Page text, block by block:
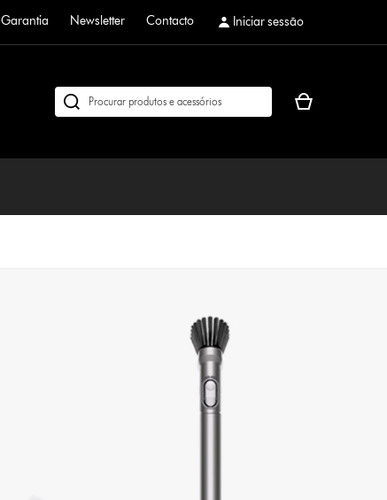
Garantia Newsletter Contacto Iniciar sessão
Pesquisar
O
de